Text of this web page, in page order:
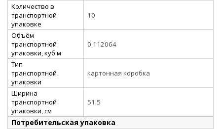
Количество в
транспортной
упаковке
10
Объём
транспортной
упаковки, куб.м
0.112064
Тип
транспортной
упаковки
картонная коробка
Ширина
транспортной
упаковки, см
51.5
Потребительская упаковка